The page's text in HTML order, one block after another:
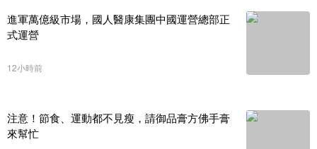
進軍萬億級市場，國人醫康集團中國運營總部正
式運營
12小時前
注意！節食、運動都不見瘦，請御品膏方佛手膏
來幫忙